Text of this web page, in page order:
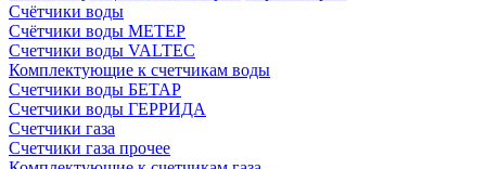
Счётчики воды
Счётчики воды МЕТЕР
Счетчики воды VALTEC
Комплектующие к счетчикам воды
Счетчики воды БЕТАР
Счетчики воды ГЕРРИДА
Счетчики газа
Счетчики газа прочее